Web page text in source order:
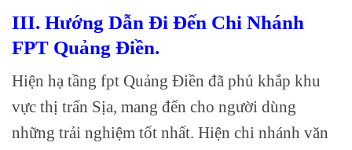
III. Hướng Dẫn Đi Đến Chi Nhánh
FPT Quảng Điền.
Hiện hạ tầng fpt Quảng Điền đã phủ khắp khu
vực thị trấn Sịa, mang đến cho người dùng
những trải nghiệm tốt nhất. Hiện chi nhánh văn